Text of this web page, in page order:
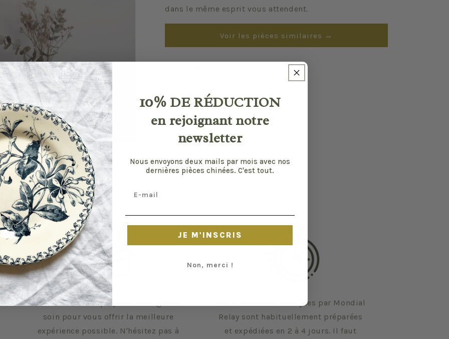
dans le même esprit vous attendent.
Voir les pièces similaires →
Vos envois sont préparés avec grand
soin pour vous offrir la meilleure
expérience possible. N'hésitez pas à
Les commandes envoyées par Mondial
Relay sont habituellement préparées
et expédiées en 2 à 4 jours. Il faut
10% DE RÉDUCTION
en rejoignant notre
newsletter
Nous envoyons deux mails par mois avec nos
dernières pièces chinées. C'est tout.
JE M'INSCRIS
Non, merci !